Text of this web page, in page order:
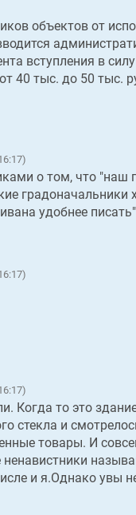
объектов от
вступления в
40 тыс. до 50 тыс.
о том, что
удобнее
Когда то это
стекла и
товары. И
ненавистники
и я.Однако увы